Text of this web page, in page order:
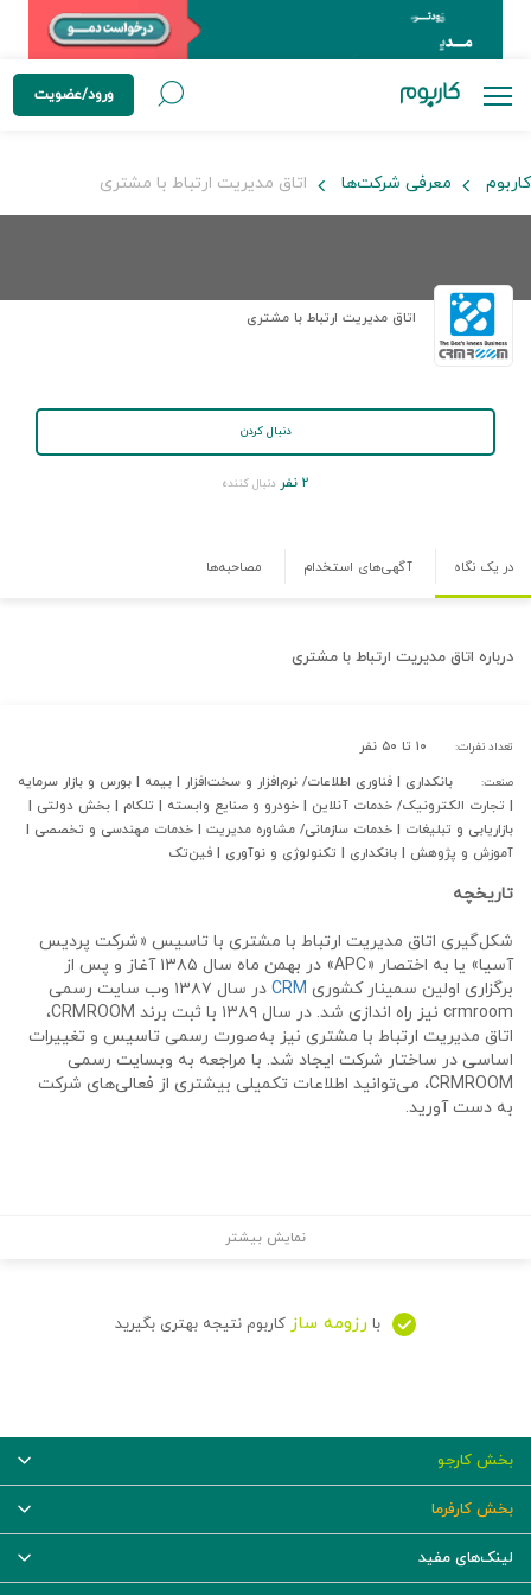
ورود/عضویت
کاربوم معرفی شرکت‌ها اتاق مدیریت ارتباط با مشتری
اتاق مدیریت ارتباط با مشتری
دنبال کردن
۲ نفر دنبال کننده
در یک نگاه آگهی‌های استخدام مصاحبه‌ها
درباره اتاق مدیریت ارتباط با مشتری
تعداد نفرات: ۱۰ تا ۵۰ نفر
صنعت:
بانکداری | فناوری اطلاعات/ نرم‌افزار و سخت‌افزار | بیمه | بورس و بازار سرمایه
| تجارت الکترونیک/ خدمات آنلاین | خودرو و صنایع وابسته | تلکام | بخش دولتی |
بازاریابی و تبلیغات | خدمات سازمانی/ مشاوره مدیریت | خدمات مهندسی و تخصصی |
آموزش و پژوهش | بانکداری | تکنولوژی و نوآوری | فین‌تک
تاریخچه
شکل‌گیری اتاق مدیریت ارتباط با مشتری با تاسیس «شرکت پردیس
آسیا» یا به اختصار «APC» در بهمن ماه سال ۱۳۸۵ آغاز و پس از
برگزاری اولین سمینار کشوری CRM
در سال ۱۳۸۷ وب سایت رسمی
crmroom نیز راه اندازی شد. در سال ۱۳۸۹ با ثبت برند CRMROOM،
اتاق مدیریت ارتباط با مشتری نیز به‌صورت رسمی تاسیس و تغییرات
اساسی در ساختار شرکت ایجاد شد. با مراجعه به وبسایت رسمی
CRMROOM، می‌توانید اطلاعات تکمیلی بیشتری از فعالی‌های شرکت
به دست آورید.
نمایش بیشتر
با رزومه ساز کاربوم نتیجه بهتری بگیرید
بخش کارجو
بخش کارفرما
لینک‌های مفید